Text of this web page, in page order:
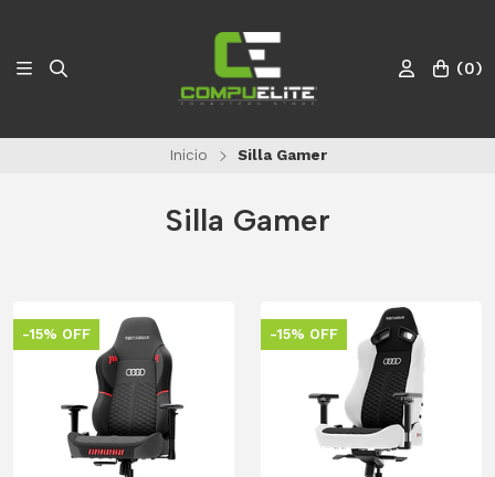
(0)
Inicio Silla Gamer
Silla Gamer
-15% OFF -15% OFF